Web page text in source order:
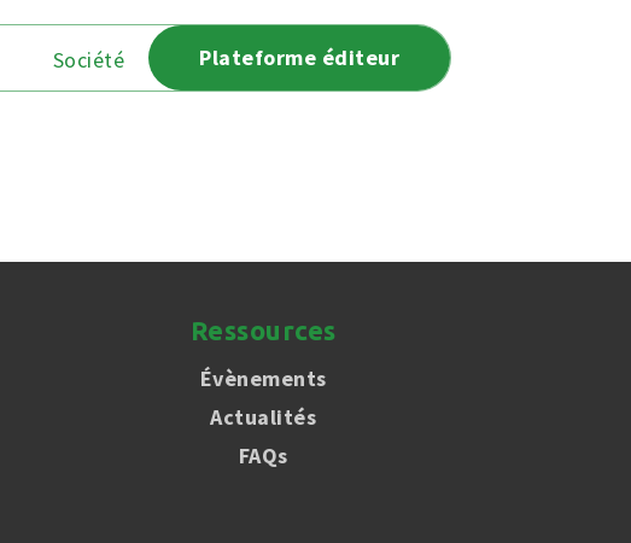
Société Plateforme éditeur
Ressources
Évènements
Actualités
FAQs